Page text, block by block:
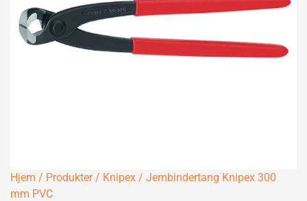
Hjem / Produkter/ Knipex / Jernbindertang Knipex 300
mm PVC